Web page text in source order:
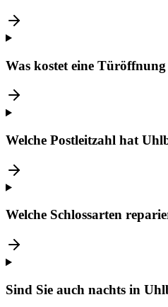
Was kostet eine
Welche Postleitzahl hat
Welche Schlossarten
Sind Sie auch nachts in